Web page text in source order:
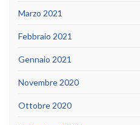
Marzo 2021
Febbraio 2021
Gennaio 2021
Novembre 2020
Ottobre 2020